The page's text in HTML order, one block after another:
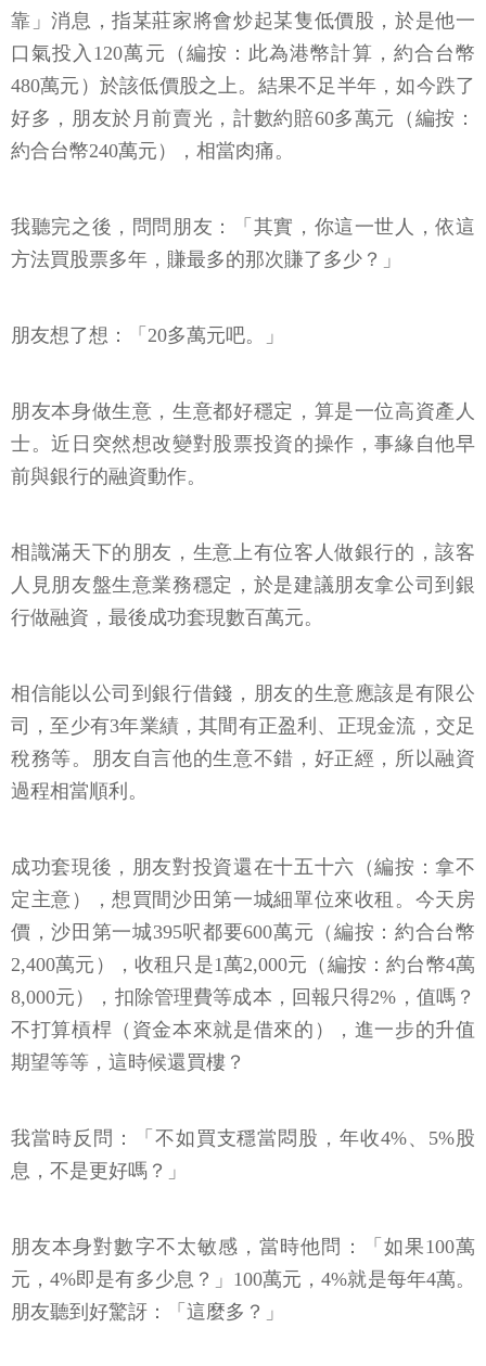
靠」消息，指某莊家將會炒起某隻低價股，於是他一
口氣投入120萬元（編按：此為港幣計算，約合台幣
480萬元）於該低價股之上。結果不足半年，如今跌了
好多，朋友於月前賣光，計數約賠60多萬元（編按：
約合台幣240萬元），相當肉痛。
我聽完之後，問問朋友：「其實，你這一世人，依這
方法買股票多年，賺最多的那次賺了多少？」
朋友想了想：「20多萬元吧。」
朋友本身做生意，生意都好穩定，算是一位高資產人
士。近日突然想改變對股票投資的操作，事緣自他早
前與銀行的融資動作。
相識滿天下的朋友，生意上有位客人做銀行的，該客
人見朋友盤生意業務穩定，於是建議朋友拿公司到銀
行做融資，最後成功套現數百萬元。
相信能以公司到銀行借錢，朋友的生意應該是有限公
司，至少有3年業績，其間有正盈利、正現金流，交足
稅務等。朋友自言他的生意不錯，好正經，所以融資
過程相當順利。
成功套現後，朋友對投資還在十五十六（編按：拿不
定主意），想買間沙田第一城細單位來收租。今天房
價，沙田第一城395呎都要600萬元（編按：約合台幣
2,400萬元），收租只是1萬2,000元（編按：約台幣4萬
8,000元），扣除管理費等成本，回報只得2%，值嗎？
不打算槓桿（資金本來就是借來的），進一步的升值
期望等等，這時候還買樓？
我當時反問：「不如買支穩當悶股，年收4%、5%股
息，不是更好嗎？」
朋友本身對數字不太敏感，當時他問：「如果100萬
元，4%即是有多少息？」100萬元，4%就是每年4萬。
朋友聽到好驚訝：「這麼多？」